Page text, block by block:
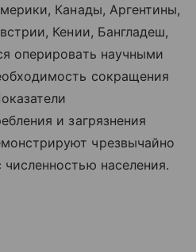
Канады, Аргентины,
Кении, Бангладеш,
оперировать научными
сокращения
и загрязнения
чрезвычайно
населения.